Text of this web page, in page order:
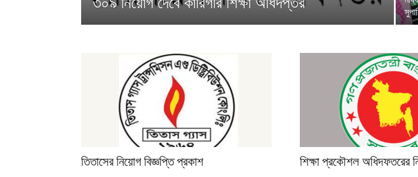
তিতাসের নিয়োগ বিজ্ঞপ্তি প্রকাশ শিক্ষা প্রকৌশল অধিদফতরের